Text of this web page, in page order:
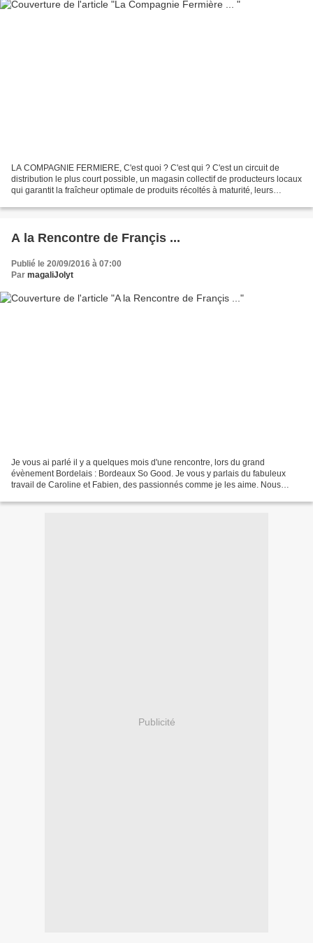
LA COMPAGNIE FERMIERE, C'est quoi ? C'est qui ? C'est un circuit de
distribution le plus court possible, un magasin collectif de producteurs locaux
qui garantit la fraîcheur optimale de produits récoltés à maturité, leurs
A la Rencontre de Françis ...
Publié le 20/09/2016 à 07:00
Par magaliJolyt
Je vous ai parlé il y a quelques mois d'une rencontre, lors du grand
évènement Bordelais : Bordeaux So Good. Je vous y parlais du fabuleux
travail de Caroline et Fabien, des passionnés comme je les aime. Nous
Publicité